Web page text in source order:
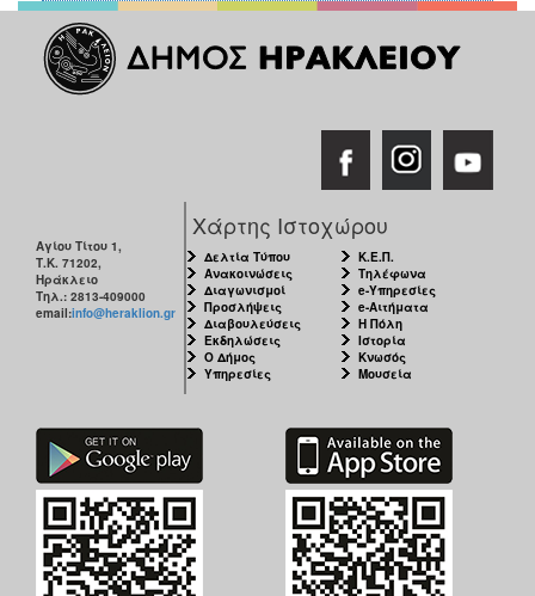
Αγίου Τίτου 1,
Τ.Κ. 71202,
Ηράκλειο
Τηλ.: 2813-409000
email:info@heraklion.gr
Χάρτης Ιστοχώρου
Δελτία Τύπου
Ανακοινώσεις
Διαγωνισμοί
Προσλήψεις
Διαβουλεύσεις
Εκδηλώσεις
Ο Δήμος
Υπηρεσίες
Κ.Ε.Π.
Τηλέφωνα
e-Υπηρεσίες
e-Αιτήματα
Η Πόλη
Ιστορία
Κνωσός
Μουσεία